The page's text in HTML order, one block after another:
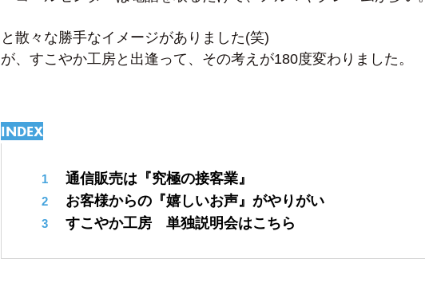
と散々な勝手なイメージがありました(笑)
が、すこやか工房と出逢って、その考えが180度変わりました。
INDEX
通信販売は『究極の接客業』
お客様からの『嬉しいお声』がやりがい
すこやか工房 単独説明会はこちら